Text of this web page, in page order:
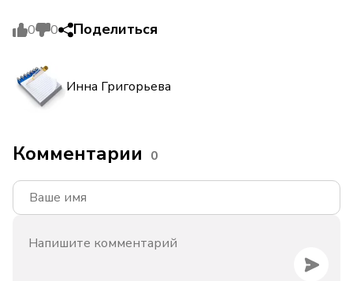
0 0 Поделиться
Инна Григорьева
Комментарии 0